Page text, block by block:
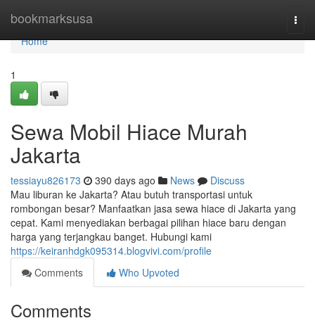
bookmarksusa
Home
Home
1
Sewa Mobil Hiace Murah
Jakarta
tessiayu826173 390 days ago News
Discuss
Mau liburan ke Jakarta? Atau butuh transportasi untuk
rombongan besar? Manfaatkan jasa sewa hiace di Jakarta yang
cepat. Kami menyediakan berbagai pilihan hiace baru dengan
harga yang terjangkau banget. Hubungi kami
https://keiranhdgk095314.blogvivi.com/profile
Comments
Who Upvoted
Comments